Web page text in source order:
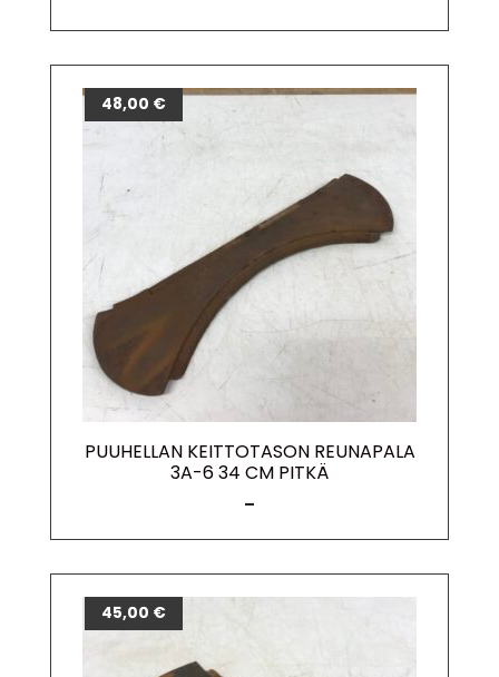
PUUHELLAN KEITTOTASON REUNAPALA
3A-6 34 CM PITKÄ
38,00 €
–
48,00 €
45,00 €